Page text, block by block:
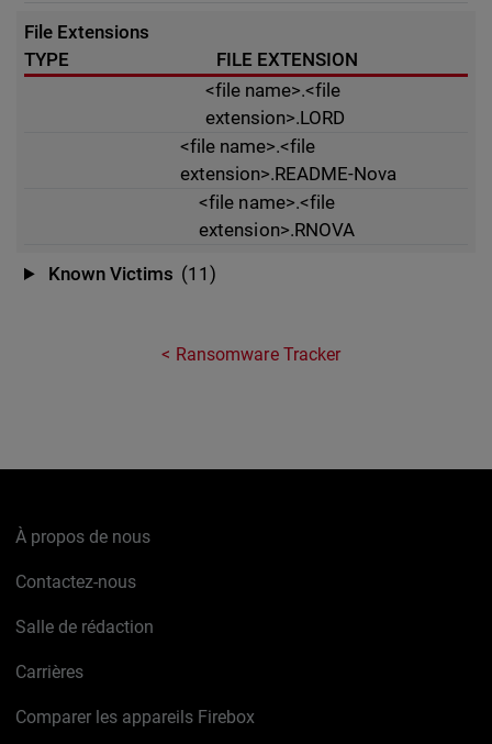
File Extensions
TYPE
FILE EXTENSION
<file name>.<file
extension>.LORD
<file name>.<file
extension>.README-Nova
<file name>.<file
extension>.RNOVA
Known Victims (11)
Ransomware Tracker
À propos de nous
Contactez-nous
Salle de rédaction
Carrières
Comparer les appareils Firebox